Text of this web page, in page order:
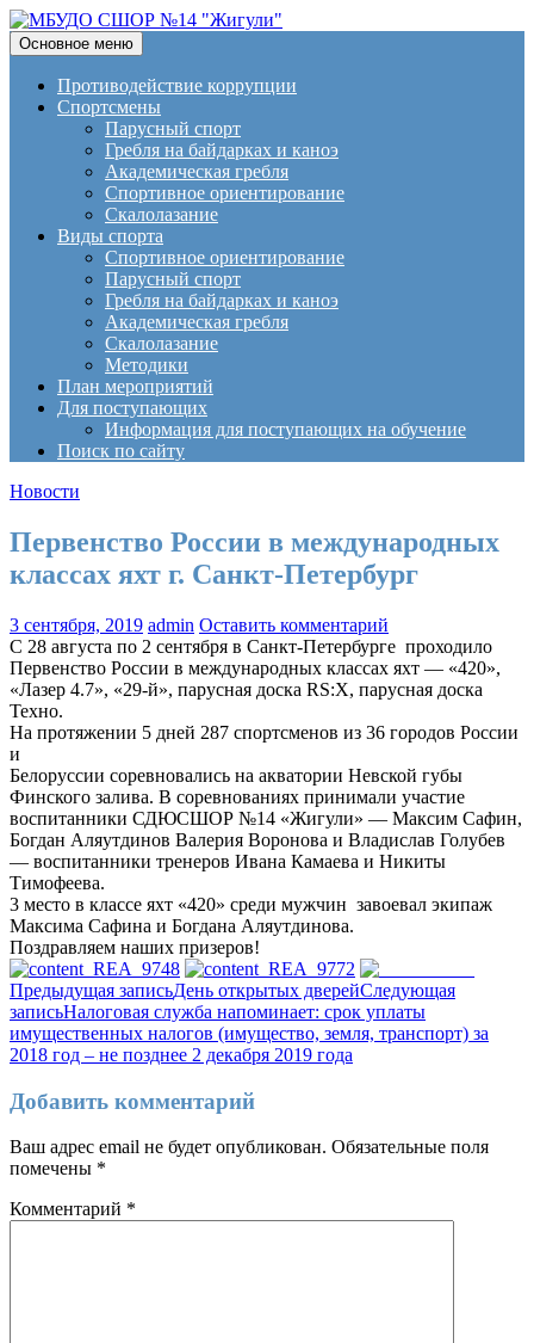
МБУДО СШОР №14
"Жигули"
Поиск
Основное меню Перейти
к
содержимому
Противодействие коррупции
Спортсмены
Парусный спорт
Гребля на байдарках и каноэ
Академическая гребля
Спортивное ориентирование
Скалолазание
Виды спорта
Спортивное ориентирование
Парусный спорт
Гребля на байдарках и каноэ
Академическая гребля
Скалолазание
Методики
План мероприятий
Для поступающих
Информация для поступающих на обучение
Поиск по сайту
Новости
Первенство России в международных
классах яхт г. Санкт-Петербург
3 сентября, 2019 admin Оставить комментарий
С 28 августа по 2 сентября в Санкт-Петербурге проходило
Первенство России в международных классах яхт — «420»,
«Лазер 4.7», «29-й», парусная доска RS:X, парусная доска
Техно.
На протяжении 5 дней 287 спортсменов из 36 городов России
и
Белоруссии соревновались на акватории Невской губы
Финского залива. В соревнованиях принимали участие
воспитанники СДЮСШОР №14 «Жигули» — Максим Сафин,
Богдан Аляутдинов Валерия Воронова и Владислав Голубев
— воспитанники тренеров Ивана Камаева и Никиты
Тимофеева.
3 место в классе яхт «420» среди мужчин завоевал экипаж
Максима Сафина и Богдана Аляутдинова.
Поздравляем наших призеров!
Навигация
по
записям
Предыдущая записьДень открытых дверейСледующая
записьНалоговая служба напоминает: срок уплаты
имущественных налогов (имущество, земля, транспорт) за
2018 год – не позднее 2 декабря 2019 года
Добавить комментарий
Ваш адрес email не будет опубликован. Обязательные поля
помечены *
Комментарий *